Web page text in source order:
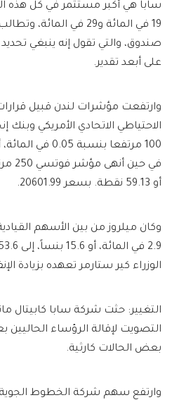
سابا هي أكبر مستثمر في كل هذه
19 في المائة و29 في
صندوق، والتي تقول إنه ينبغي
على أبعد تقدير.
وارتفعت مؤشرات لندن قبيل
الاحتياطي الاتحادي الأمريكي
أو 59.13 نقطة. بسعر 20601.99.
وكان ميلروز من بين الأسهم
الوزراء كير ستارمر تعهده بزيادة
التغيير: حثت شركة سابا كابيتال
التصويت لإقالة الرؤساء الحاليين
بعض الحالات كارثية.
وارتفع سهم شركة الخطوط الجوية